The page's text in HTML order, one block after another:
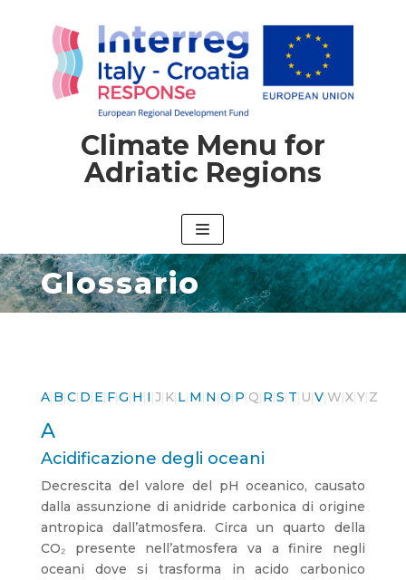
Climate Menu for
Adriatic Regions
Glossario
A B C D E F G H I J K L M N O P Q R S T U V W X Y Z
A
Acidificazione degli oceani
Decrescita del valore del pH oceanico, causato
dalla assunzione di anidride carbonica di origine
antropica dall’atmosfera. Circa un quarto della
CO₂ presente nell’atmosfera va a finire negli
oceani dove si trasforma in acido carbonico